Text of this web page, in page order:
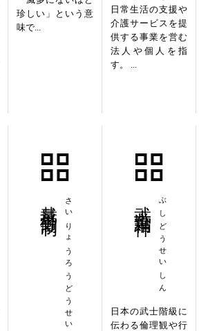
珍しい」という意
味で...
日常生活の支援や
介護サービスを提
供する事業を営む
法人や個人を指
す。 ...
さいりょうろうどうせい ぶしどうせいしん
日本の武士階級に
伝わる倫理観や行